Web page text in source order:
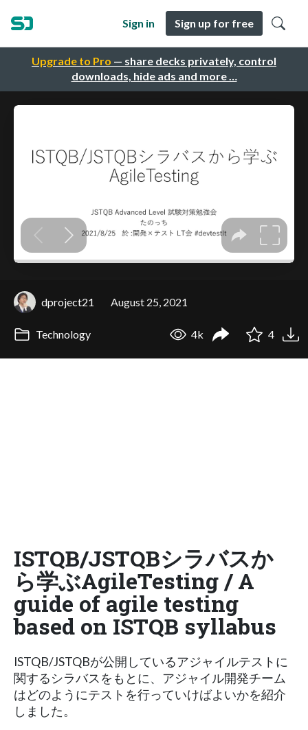
Upgrade to Pro — share decks privately, control
downloads, hide ads and more …
Sign in Sign up for free
dproject21 August 25, 2021
Technology 4k 4
ISTQB/JSTQBシラバスか
ら学ぶAgileTesting / A
guide of agile testing
based on ISTQB syllabus
ISTQB/JSTQBが公開しているアジャイルテストに
関するシラバスをもとに、アジャイル開発チーム
はどのようにテストを行っていけばよいかを紹介
しました。